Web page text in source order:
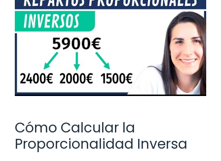
Cómo Calcular la
Proporcionalidad Inversa